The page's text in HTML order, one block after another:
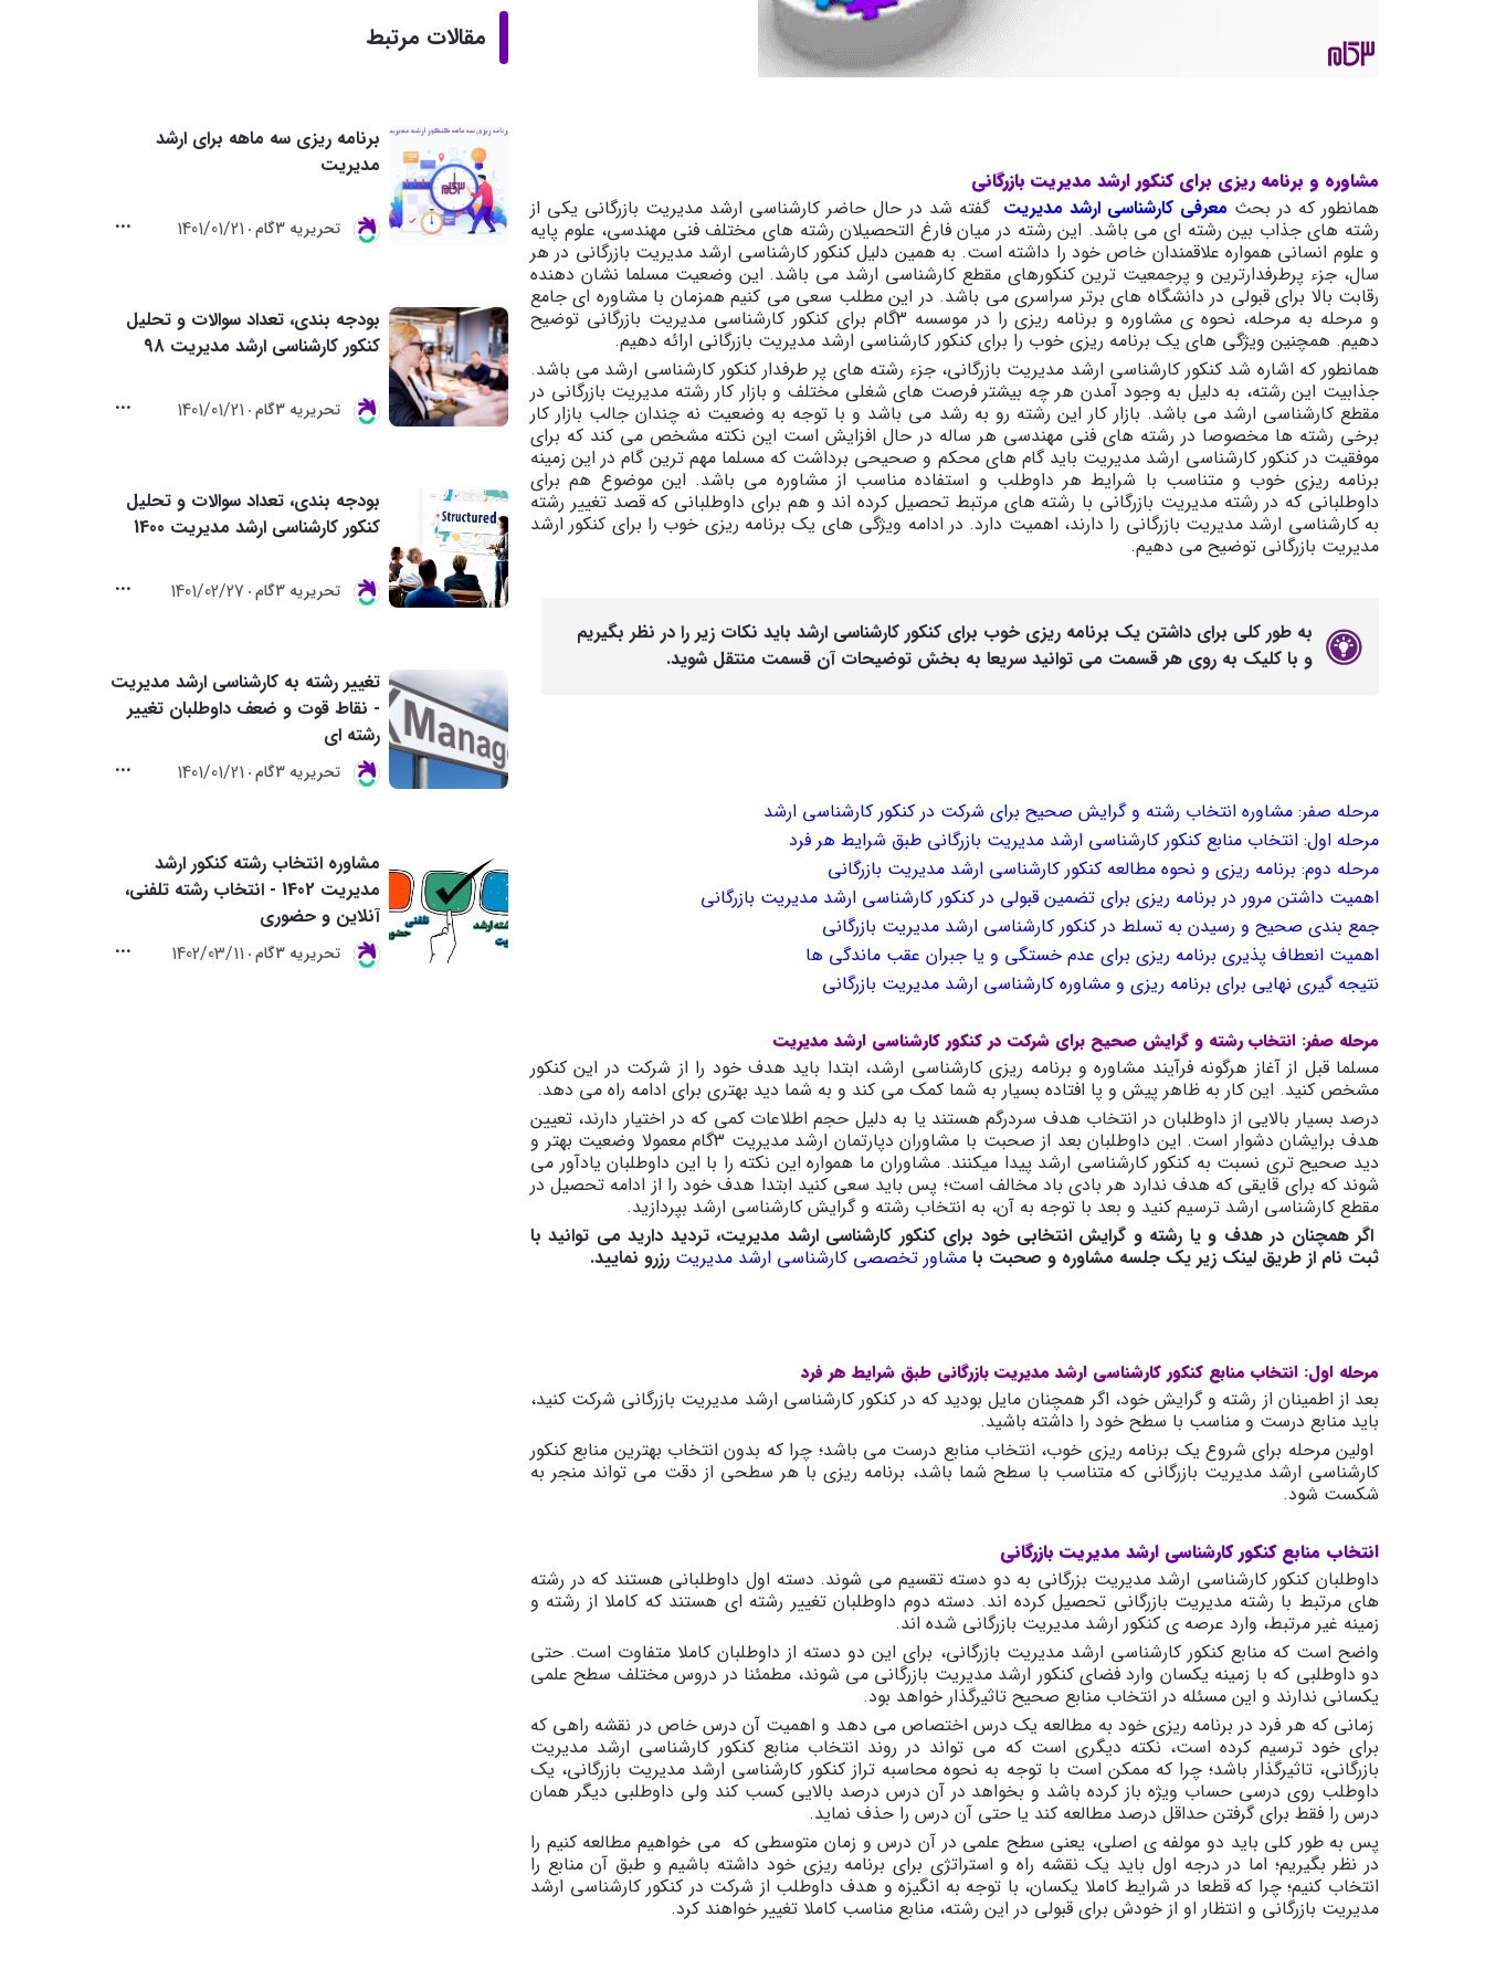
مشاوره و برنامه ریزی برای کنکور ارشد مدیریت بازرگانی
همانطور که در بحث معرفی کارشناسی ارشد مدیریت گفته شد در حال حاضر کارشناسی ارشد مدیریت بازرگانی یکی از
رشته های جذاب بین رشته ای می باشد. این رشته در میان فارغ التحصیلان رشته های مختلف فنی مهندسی، علوم پایه
و علوم انسانی همواره علاقمندان خاص خود را داشته است. به همین دلیل کنکور کارشناسی ارشد مدیریت بازرگانی در هر
سال، جزء پرطرفدارترین و پرجمعیت ترین کنکورهای مقطع کارشناسی ارشد می باشد. این وضعیت مسلما نشان دهنده
رقابت بالا برای قبولی در دانشگاه های برتر سراسری می باشد. در این مطلب سعی می کنیم همزمان با مشاوره ای جامع
و مرحله به مرحله، نحوه ی مشاوره و برنامه ریزی را در موسسه 3گام برای کنکور کارشناسی مدیریت بازرگانی توضیح
دهیم. همچنین ویژگی های یک برنامه ریزی خوب را برای کنکور کارشناسی ارشد مدیریت بازرگانی ارائه دهیم.
همانطور که اشاره شد کنکور کارشناسی ارشد مدیریت بازرگانی، جزء رشته های پر طرفدار کنکور کارشناسی ارشد می باشد.
جذابیت این رشته، به دلیل به وجود آمدن هر چه بیشتر فرصت های شغلی مختلف و بازار کار رشته مدیریت بازرگانی در
مقطع کارشناسی ارشد می باشد. بازار کار این رشته رو به رشد می باشد و با توجه به وضعیت نه چندان جالب بازار کار
برخی رشته ها مخصوصا در رشته های فنی مهندسی هر ساله در حال افزایش است این نکته مشخص می کند که برای
موفقیت در کنکور کارشناسی ارشد مدیریت باید گام های محکم و صحیحی برداشت که مسلما مهم ترین گام در این زمینه
برنامه ریزی خوب و متناسب با شرایط هر داوطلب و استفاده مناسب از مشاوره می باشد. این موضوع هم برای
داوطلبانی که در رشته مدیریت بازرگانی با رشته های مرتبط تحصیل کرده اند و هم برای داوطلبانی که قصد تغییر رشته
به کارشناسی ارشد مدیریت بازرگانی را دارند، اهمیت دارد. در ادامه ویژگی های یک برنامه ریزی خوب را برای کنکور ارشد
مدیریت بازرگانی توضیح می دهیم.
به طور کلی برای داشتن یک برنامه ریزی خوب برای کنکور کارشناسی ارشد باید نکات زیر را در نظر بگیریم
و با کلیک به روی هر قسمت می توانید سریعا به بخش توضیحات آن قسمت منتقل شوید.
مرحله صفر: مشاوره انتخاب رشته و گرایش صحیح برای شرکت در کنکور کارشناسی ارشد
مرحله اول: انتخاب منابع کنکور کارشناسی ارشد مدیریت بازرگانی طبق شرایط هر فرد
مرحله دوم: برنامه ریزی و نحوه مطالعه کنکور کارشناسی ارشد مدیریت بازرگانی
اهمیت داشتن مرور در برنامه ریزی برای تضمین قبولی در کنکور کارشناسی ارشد مدیریت بازرگانی
جمع بندی صحیح و رسیدن به تسلط در کنکور کارشناسی ارشد مدیریت بازرگانی
اهمیت انعطاف پذیری برنامه ریزی برای عدم خستگی و یا جبران عقب ماندگی ها
نتیجه گیری نهایی برای برنامه ریزی و مشاوره کارشناسی ارشد مدیریت بازرگانی
مرحله صفر: انتخاب رشته و گرایش صحیح برای شرکت در کنکور کارشناسی ارشد مدیریت
مسلما قبل از آغاز هرگونه فرآیند مشاوره و برنامه ریزی کارشناسی ارشد، ابتدا باید هدف خود را از شرکت در این کنکور
مشخص کنید. این کار به ظاهر پیش و پا افتاده بسیار به شما کمک می کند و به شما دید بهتری برای ادامه راه می دهد.
درصد بسیار بالایی از داوطلبان در انتخاب هدف سردرگم هستند یا به دلیل حجم اطلاعات کمی که در اختیار دارند، تعیین
هدف برایشان دشوار است. این داوطلبان بعد از صحبت با مشاوران دپارتمان ارشد مدیریت 3گام معمولا وضعیت بهتر و
دید صحیح تری نسبت به کنکور کارشناسی ارشد پیدا میکنند. مشاوران ما همواره این نکته را با این داوطلبان یادآور می
شوند که برای قایقی که هدف ندارد هر بادی باد مخالف است؛ پس باید سعی کنید ابتدا هدف خود را از ادامه تحصیل در
مقطع کارشناسی ارشد ترسیم کنید و بعد با توجه به آن، به انتخاب رشته و گرایش کارشناسی ارشد بپردازید.
اگر همچنان در هدف و یا رشته و گرایش انتخابی خود برای کنکور کارشناسی ارشد مدیریت، تردید دارید می توانید با
ثبت نام از طریق لینک زیر یک جلسه مشاوره و صحبت با مشاور تخصصی کارشناسی ارشد مدیریت رزرو نمایید.
مرحله اول: انتخاب منابع کنکور کارشناسی ارشد مدیریت بازرگانی طبق شرایط هر فرد
بعد از اطمینان از رشته و گرایش خود، اگر همچنان مایل بودید که در کنکور کارشناسی ارشد مدیریت بازرگانی شرکت کنید،
باید منابع درست و مناسب با سطح خود را داشته باشید.
اولین مرحله برای شروع یک برنامه ریزی خوب، انتخاب منابع درست می باشد؛ چرا که بدون انتخاب بهترین منابع کنکور
کارشناسی ارشد مدیریت بازرگانی که متناسب با سطح شما باشد، برنامه ریزی با هر سطحی از دقت می تواند منجر به
شکست شود.
انتخاب منابع کنکور کارشناسی ارشد مدیریت بازرگانی
داوطلبان کنکور کارشناسی ارشد مدیریت بزرگانی به دو دسته تقسیم می شوند. دسته اول داوطلبانی هستند که در رشته
های مرتبط با رشته مدیریت بازرگانی تحصیل کرده اند. دسته دوم داوطلبان تغییر رشته ای هستند که کاملا از رشته و
زمینه غیر مرتبط، وارد عرصه ی کنکور ارشد مدیریت بازرگانی شده اند.
واضح است که منابع کنکور کارشناسی ارشد مدیریت بازرگانی، برای این دو دسته از داوطلبان کاملا متفاوت است. حتی
دو داوطلبی که با زمینه یکسان وارد فضای کنکور ارشد مدیریت بازرگانی می شوند، مطمئنا در دروس مختلف سطح علمی
یکسانی ندارند و این مسئله در انتخاب منابع صحیح تاثیرگذار خواهد بود.
زمانی که هر فرد در برنامه ریزی خود به مطالعه یک درس اختصاص می دهد و اهمیت آن درس خاص در نقشه راهی که
برای خود ترسیم کرده است، نکته دیگری است که می تواند در روند انتخاب منابع کنکور کارشناسی ارشد مدیریت
بازرگانی، تاثیرگذار باشد؛ چرا که ممکن است با توجه به نحوه محاسبه تراز کنکور کارشناسی ارشد مدیریت بازرگانی، یک
داوطلب روی درسی حساب ویژه باز کرده باشد و بخواهد در آن درس درصد بالایی کسب کند ولی داوطلبی دیگر همان
درس را فقط برای گرفتن حداقل درصد مطالعه کند یا حتی آن درس را حذف نماید.
پس به طور کلی باید دو مولفه ی اصلی، یعنی سطح علمی در آن درس و زمان متوسطی که می خواهیم مطالعه کنیم را
در نظر بگیریم؛ اما در درجه اول باید یک نقشه راه و استراتژی برای برنامه ریزی خود داشته باشیم و طبق آن منابع را
انتخاب کنیم؛ چرا که قطعا در شرایط کاملا یکسان، با توجه به انگیزه و هدف داوطلب از شرکت در کنکور کارشناسی ارشد
مدیریت بازرگانی و انتظار او از خودش برای قبولی در این رشته، منابع مناسب کاملا تغییر خواهند کرد.
مقالات مرتبط
برنامه ریزی سه ماهه برای ارشد
مدیریت
تحريريه 3گام 1401/01/21
بودجه بندی، تعداد سوالات و تحلیل
کنکور کارشناسی ارشد مدیریت 98
تحريريه 3گام 1401/01/21
بودجه بندی، تعداد سوالات و تحلیل
کنکور کارشناسی ارشد مدیریت 1400
تحريريه 3گام 1401/02/27
تغییر رشته به کارشناسی ارشد مدیریت
- نقاط قوت و ضعف داوطلبان تغییر
رشته ای
تحريريه 3گام 1401/01/21
مشاوره انتخاب رشته کنکور ارشد
مدیریت 1402 - انتخاب رشته تلفنی،
آنلاین و حضوری
تحريريه 3گام 1402/03/11